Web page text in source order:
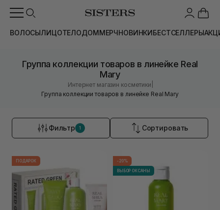
ВОЛОСЫЛИЦОТЕЛОДОММЕРЧНОВИНКИБЕСТСЕЛЛЕРЫ
Группа коллекции товаров в линейке Real
Mary
Интернет магазин косметики
Группа коллекции товаров в линейке Real Mary
Фильтр 1 Сортировать
ПОДАРОК
-20%
ВЫБОР ОКСАНЫ